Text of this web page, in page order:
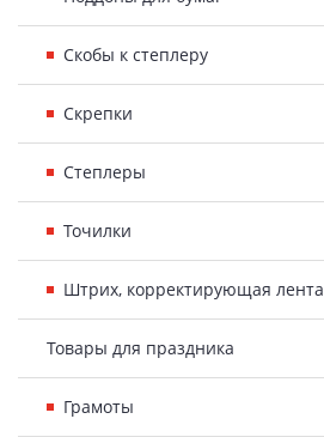
Скобы к степлеру
Скрепки
Степлеры
Точилки
Штрих, корректирующая лента
Товары для праздника
Грамоты